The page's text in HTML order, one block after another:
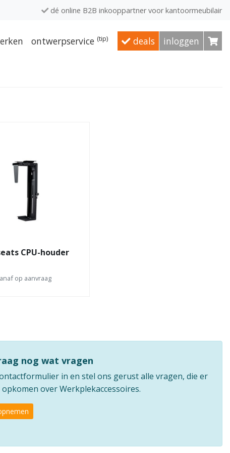
ontwerpservice (tip) deals inloggen
dé online B2B inkooppartner voor kantoormeubilair
CPU-houder
op aanvraag
nog wat vragen
in en stel ons gerust alle vragen, die er
over Werkplekaccessoires.